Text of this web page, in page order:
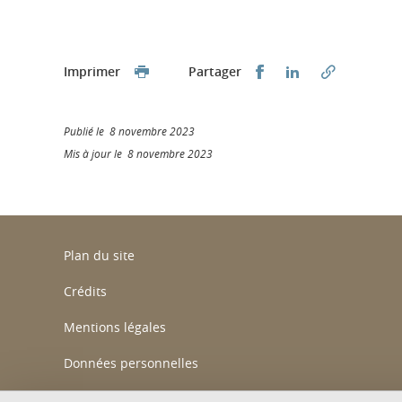
Imprimer Partager Partager surPartager sur
Publié le 8 novembre 2023
Mis à jour le 8 novembre 2023
Plan du site
Crédits
Mentions légales
Données personnelles